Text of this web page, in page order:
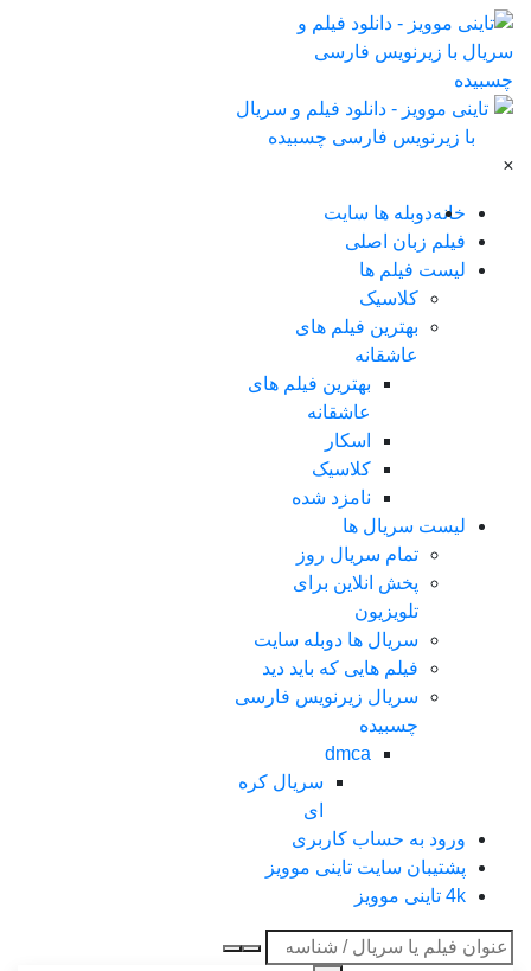
×
خانهدوبله ها سایت
فیلم زبان اصلی
لیست فیلم ها
کلاسیک
بهترین فیلم های
عاشقانه
بهترین فیلم های
عاشقانه
اسکار
کلاسیک
نامزد شده
لیست سریال ها
تمام سریال روز
پخش انلاین برای
تلویزیون
سریال ها دوبله سایت
فیلم هایی که باید دید
سریال زیرنویس فارسی
چسبیده
dmca
سریال کره
ای
ورود به حساب کاربری
پشتیبان سایت تاینی موویز
4k تاینی موویز
عنوان جستجو